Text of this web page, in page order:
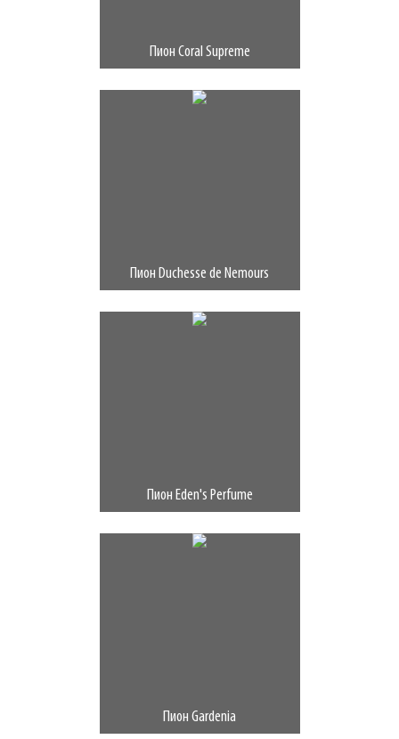
Пион Coral Supreme
Пион Duchesse de Nemours
Пион Eden's Perfume
Пион Gardenia